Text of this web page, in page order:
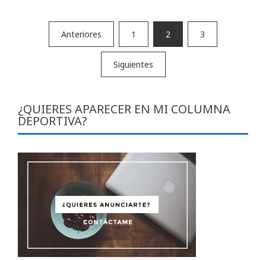
Paginación
Anteriores 1 2 3
Siguientes
¿QUIERES APARECER EN MI COLUMNA
DEPORTIVA?